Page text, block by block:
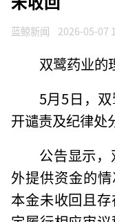
蓝鲸新闻 2026-05-07
双鹭药业的
5月5日，
开谴责及纪律处
公告显示
外提供资金的
本金未收回且